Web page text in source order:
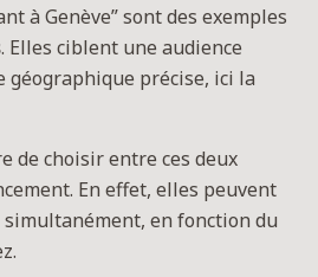
à Genève” sont des exemples
. Elles ciblent une audience
géographique précise, ici la
de choisir entre ces deux
En effet, elles peuvent
en fonction du